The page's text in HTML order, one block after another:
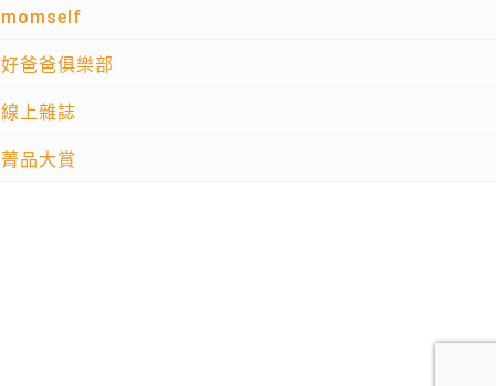
momself
好爸爸俱樂部
線上雜誌
菁品大賞